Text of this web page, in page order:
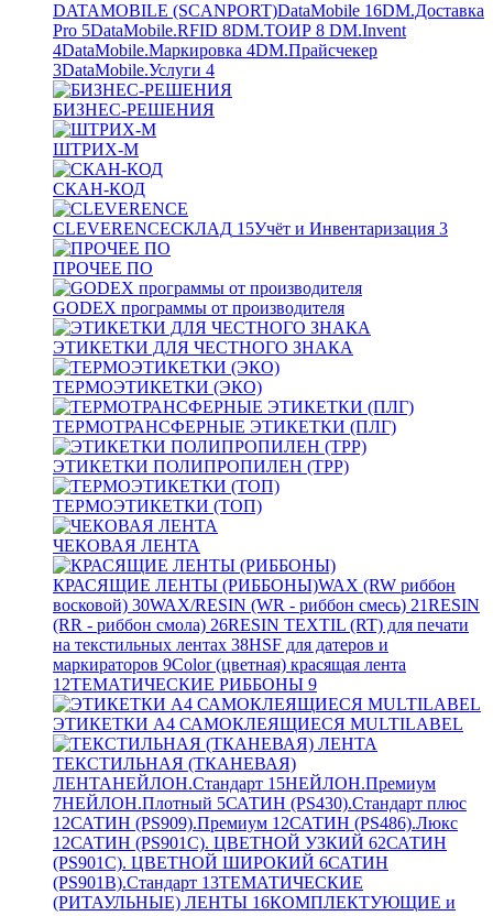
DATAMOBILE (SCANPORT)DataMobile 16DM.Доставка
Pro 5DataMobile.RFID 8DM.ТОИР 8 DM.Invent
4DataMobile.Маркировка 4DM.Прайсчекер
3DataMobile.Услуги 4
БИЗНЕС-РЕШЕНИЯ
ШТРИХ-М
СКАН-КОД
CLEVERENCEСКЛАД 15Учёт и Инвентаризация 3
ПРОЧЕЕ ПО
GODEX программы от производителя
ЭТИКЕТКИ ДЛЯ ЧЕСТНОГО ЗНАКА
ТЕРМОЭТИКЕТКИ (ЭКО)
ТЕРМОТРАНСФЕРНЫЕ ЭТИКЕТКИ (ПЛГ)
ЭТИКЕТКИ ПОЛИПРОПИЛЕН (TPP)
ТЕРМОЭТИКЕТКИ (ТОП)
ЧЕКОВАЯ ЛЕНТА
КРАСЯЩИЕ ЛЕНТЫ (РИББОНЫ)WAX (RW риббон
восковой) 30WAX/RESIN (WR - риббон смесь) 21RESIN
(RR - риббон смола) 26RESIN TEXTIL (RT) для печати
на текстильных лентах 38HSF для датеров и
маркираторов 9Color (цветная) красящая лента
12ТЕМАТИЧЕСКИЕ РИББОНЫ 9
ЭТИКЕТКИ А4 САМОКЛЕЯЩИЕСЯ MULTILABEL
ТЕКСТИЛЬНАЯ (ТКАНЕВАЯ)
ЛЕНТАНЕЙЛОН.Стандарт 15НЕЙЛОН.Премиум
7НЕЙЛОН.Плотный 5САТИН (PS430).Стандарт плюс
12САТИН (PS909).Премиум 12САТИН (PS486).Люкс
12САТИН (PS901C). ЦВЕТНОЙ УЗКИЙ 62САТИН
(PS901C). ЦВЕТНОЙ ШИРОКИЙ 6САТИН
(PS901B).Стандарт 13ТЕМАТИЧЕСКИЕ
(РИТАУЛЬНЫЕ) ЛЕНТЫ 16КОМПЛЕКТУЮЩИЕ и